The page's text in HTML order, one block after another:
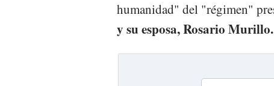
humanidad" del "régimen"
y su esposa, Rosario Murillo.